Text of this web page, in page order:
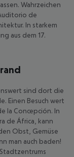
Wahrzeichen
de
In starkem
aus dem 17.
sind dort die
Einen Besuch wert
la Concepción. In
de África, kann
Obst, Gemüse
man auch baden!